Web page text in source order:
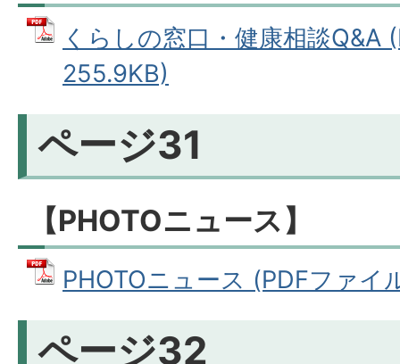
くらしの窓口・健康相談Q&A
255.9KB)
ページ31
【PHOTOニュース 】
PHOTOニュース (PDFファイ
ページ32